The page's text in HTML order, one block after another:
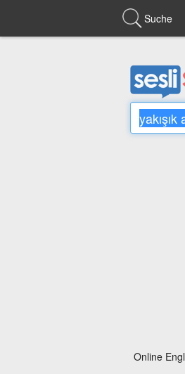
Suche
Online